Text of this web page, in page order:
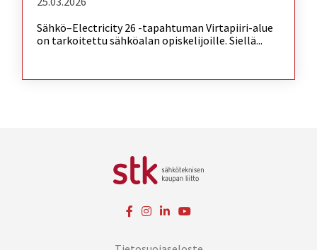
Sähkö–Electricity 26 -tapahtuman Virtapiiri-alue
on tarkoitettu sähköalan opiskelijoille. Siellä...